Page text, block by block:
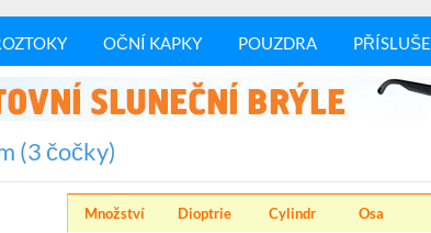
OČNÍ KAPKY POUZDRA
(3 čočky)
Množství Dioptrie Cylindr Osa